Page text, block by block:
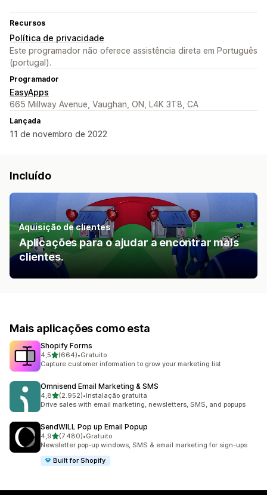
Recursos
Política de privacidade
Este programador não oferece assistência direta em Português
(portugal).
Programador
EasyApps
665 Millway Avenue, Vaughan, ON, L4K 3T8, CA
Lançada
11 de novembro de 2022
Incluído
Aquisição de clientes
Aplicações para o ajudar a encontrar mais
clientes.
Mais aplicações como esta
Shopify Forms
4,5de 5 estrelas
(664)
664 total de avaliações
•Gratuito
Capture customer information to grow your marketing list
Omnisend Email Marketing & SMS
4,8de 5 estrelas
(2.952)
2952 total de avaliações
•Instalação gratuita
Drive sales with email marketing, newsletters, SMS, and popups
SendWILL Pop up Email Popup
4,9de 5 estrelas
(7.480)
7480 total de avaliações
•Gratuito
Newsletter pop-up windows, SMS & email marketing for sign-ups
Built for Shopify